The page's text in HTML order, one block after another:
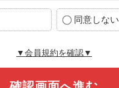
同意しない
▼会員規約を確認▼